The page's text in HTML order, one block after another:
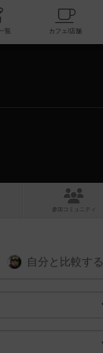
掲示板一覧
コミュニティ
自分と 比較する